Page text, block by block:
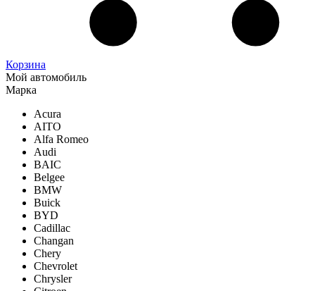
Корзина
Мой автомобиль
Марка
Acura
AITO
Alfa Romeo
Audi
BAIC
Belgee
BMW
Buick
BYD
Cadillac
Changan
Chery
Chevrolet
Chrysler